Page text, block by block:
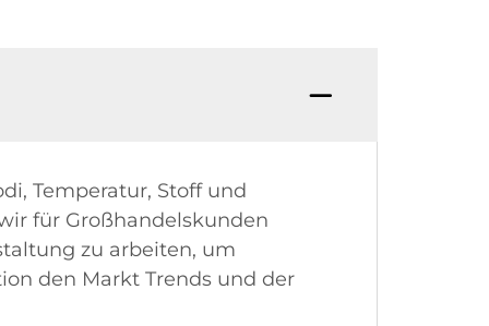
Temperatur, Stoff und
für Großhandelskunden
zu arbeiten, um
den Markt Trends und der